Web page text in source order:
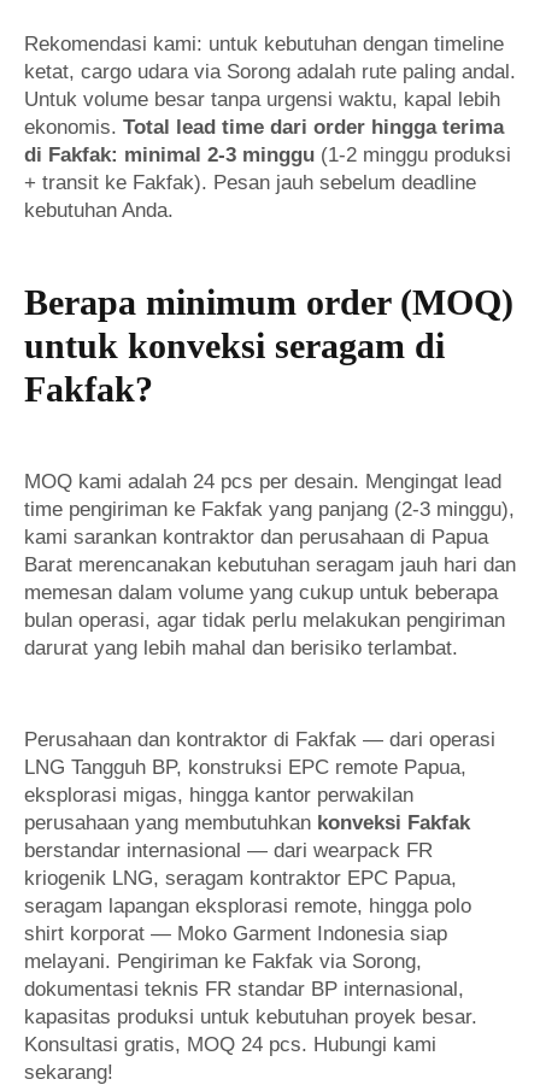
Rekomendasi kami: untuk kebutuhan dengan timeline
ketat, cargo udara via Sorong adalah rute paling andal.
Untuk volume besar tanpa urgensi waktu, kapal lebih
ekonomis. Total lead time dari order hingga terima
di Fakfak: minimal 2-3 minggu (1-2 minggu produksi
+ transit ke Fakfak). Pesan jauh sebelum deadline
kebutuhan Anda.
Berapa minimum order (MOQ)
untuk konveksi seragam di
Fakfak?
MOQ kami adalah 24 pcs per desain. Mengingat lead
time pengiriman ke Fakfak yang panjang (2-3 minggu),
kami sarankan kontraktor dan perusahaan di Papua
Barat merencanakan kebutuhan seragam jauh hari dan
memesan dalam volume yang cukup untuk beberapa
bulan operasi, agar tidak perlu melakukan pengiriman
darurat yang lebih mahal dan berisiko terlambat.
Perusahaan dan kontraktor di Fakfak — dari operasi
LNG Tangguh BP, konstruksi EPC remote Papua,
eksplorasi migas, hingga kantor perwakilan
perusahaan yang membutuhkan konveksi Fakfak
berstandar internasional — dari wearpack FR
kriogenik LNG, seragam kontraktor EPC Papua,
seragam lapangan eksplorasi remote, hingga polo
shirt korporat — Moko Garment Indonesia siap
melayani. Pengiriman ke Fakfak via Sorong,
dokumentasi teknis FR standar BP internasional,
kapasitas produksi untuk kebutuhan proyek besar.
Konsultasi gratis, MOQ 24 pcs. Hubungi kami
sekarang!